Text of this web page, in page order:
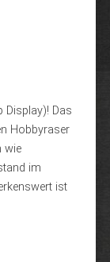
Display)! Das
Hobbyraser
wie
im
ist